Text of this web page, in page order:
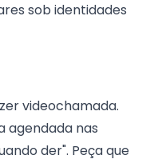
sob identidades
videochamada.
agendada nas
der". Peça que